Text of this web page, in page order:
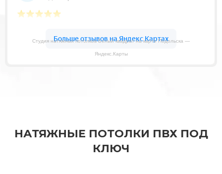
Студия натяжных потолков Белый квадрат на карте Подольска —
Яндекс.Карты
НАТЯЖНЫЕ ПОТОЛКИ ПВХ ПОД
КЛЮЧ